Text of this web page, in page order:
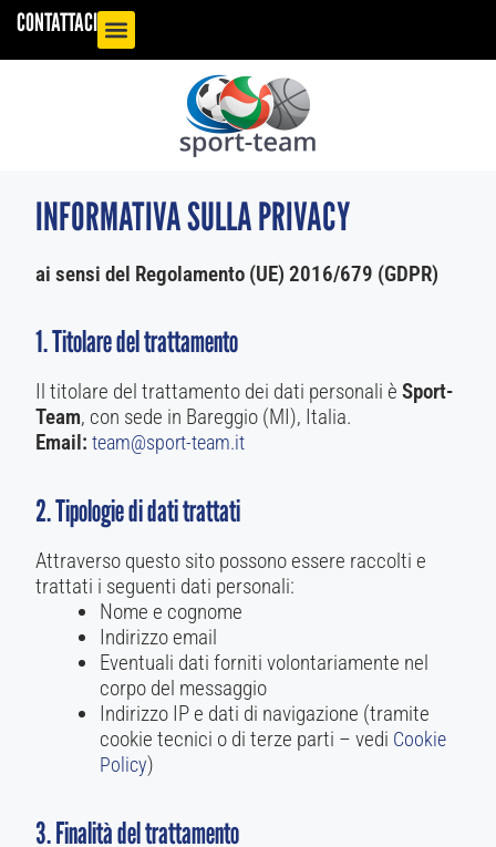
CONTATTACI
INFORMATIVA SULLA PRIVACY
ai sensi del Regolamento (UE) 2016/679 (GDPR)
1. Titolare del trattamento
Il titolare del trattamento dei dati personali è Sport-
Team, con sede in Bareggio (MI), Italia.
Email: team@sport-team.it
2. Tipologie di dati trattati
Attraverso questo sito possono essere raccolti e
trattati i seguenti dati personali:
Nome e cognome
Indirizzo email
Eventuali dati forniti volontariamente nel
corpo del messaggio
Indirizzo IP e dati di navigazione (tramite
cookie tecnici o di terze parti – vedi Cookie
Policy)
3. Finalità del trattamento